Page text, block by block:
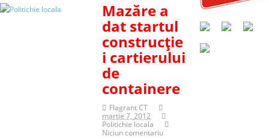
Mazăre a
dat startul
construcţie
i cartierului
de
containere
Flagrant CT
martie 7, 2012
Politichie locala
Niciun comentariu